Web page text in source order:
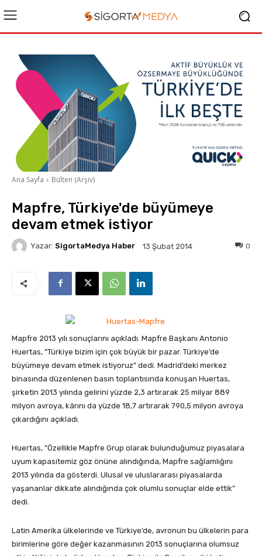
Ana Sayfa Bülten (Arşiv)
Mapfre, Türkiye'de büyümeye
devam etmek istiyor
Yazar: SigortaMedya Haber 13 Şubat 2014 0
Mapfre 2013 yılı sonuçlarını açıkladı. Mapfre Başkanı Antonio
Huertas, ”Türkiye bizim için çok büyük bir pazar. Türkiye’de
büyümeye devam etmek istiyoruz” dedi. Madrid’deki merkez
binasında düzenlenen basın toplantısında konuşan Huertas,
şirketin 2013 yılında gelirini yüzde 2,3 artırarak 25 milyar 889
milyon avroya, kârını da yüzde 18,7 artırarak 790,5 milyon avroya
çıkardığını açıkladı.
Huertas, ”Özellikle Mapfre Grup olarak bulunduğumuz piyasalara
uyum kapasitemiz göz önüne alındığında, Mapfre sağlamlığını
2013 yılında da gösterdi. Ulusal ve uluslararası piyasalarda
yaşananlar dikkate alındığında çok olumlu sonuçlar elde ettik”
dedi.
Latin Amerika ülkelerinde ve Türkiye’de, avronun bu ülkelerin para
birimlerine göre değer kazanmasının 2013 sonuçlarına olumsuz